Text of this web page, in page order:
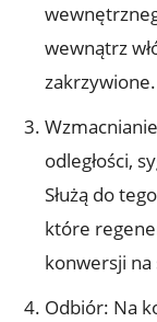
wewnątrz
zakrzywione.
odległości,
Służą do
które
konwersji na
Odbiór: Na